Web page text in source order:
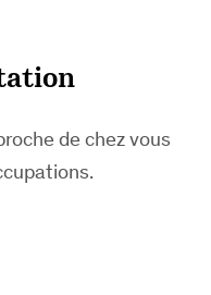
de chez vous